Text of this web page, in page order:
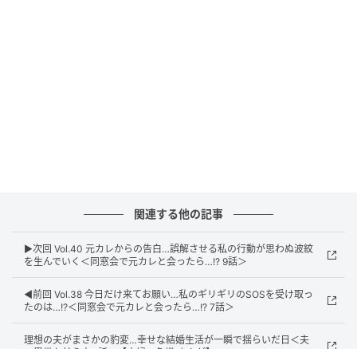
ウーマンエキサイト
関連する他の記事
▶︎次回 Vol.40 元カレからの告白…誤解させる私の行動が思わぬ波紋
を生んでいく＜同窓会で元カレと会ったら…!? 9話＞
◀︎前回 Vol.38 今日だけ来てお願い…私のギリギリのSOSを受け取っ
たのは…!?＜同窓会で元カレと会ったら…!? 7話＞
理想の夫がまさかの豹変…幸せな結婚生活が一瞬で揺らいだ日＜夫